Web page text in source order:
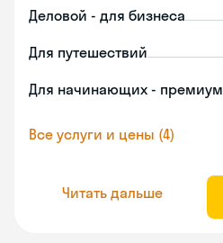
Деловой - для бизнеса
Для путешествий
Для начинающих - премиум
Все услуги и цены (4)
Читать дальше